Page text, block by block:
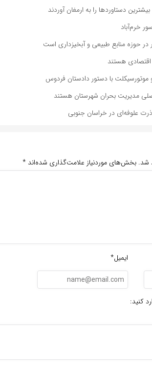
دستاوردها را به ارمغان آوردند
خرم‌آباد
در حوزه منابع طبیعی و آبخیزداری است
اقتصادی هستند
اصلی مدیریت بحران شهرستان هستند
شد. بخش‌های موردنیاز علامت‌گذاری شده‌اند *
ایمیل*
کنید: